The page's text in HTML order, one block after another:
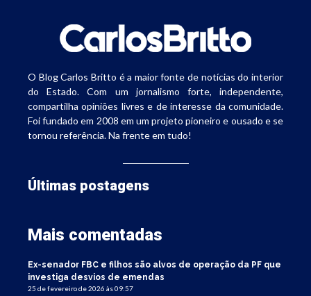
O Blog Carlos Britto é a maior fonte de notícias do interior
do Estado. Com um jornalismo forte, independente,
compartilha opiniões livres e de interesse da comunidade.
Foi fundado em 2008 em um projeto pioneiro e ousado e se
tornou referência. Na frente em tudo!
Últimas postagens
Mais comentadas
Ex-senador FBC e filhos são alvos de operação da PF que
investiga desvios de emendas
25 de fevereiro de 2026 às 09:57